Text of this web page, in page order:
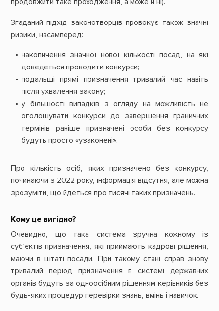
продовжити таке проходження, а може й ні).
Згаданий підхід законотворців провокує також значні
ризики, насамперед:
накопичення значної нової кількості посад, на які
доведеться проводити конкурси;
подальші прямі призначення тривалий час навіть
після ухвалення закону;
у більшості випадків з огляду на можливість не
оголошувати конкурси до завершення граничних
термінів раніше призначені особи без конкурсу
будуть просто «узаконені».
Про кількість осіб, яких призначено без конкурсу,
починаючи з 2022 року, інформація відсутня, але можна
зрозуміти, що йдеться про тисячі таких призначень.
Кому це вигідно?
Очевидно, що така система зручна кожному із
суб’єктів призначення, які приймають кадрові рішення,
маючи в штаті посади. При такому стані справ знову
тривалий період призначення в системі державних
органів будуть за одноосібним рішенням керівників без
будь-яких процедур перевірки знань, вмінь і навичок.